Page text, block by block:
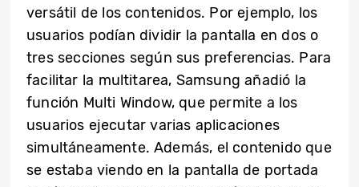
versátil de los contenidos. Por ejemplo, los
usuarios podían dividir la pantalla en dos o
tres secciones según sus preferencias. Para
facilitar la multitarea, Samsung añadió la
función Multi Window, que permite a los
usuarios ejecutar varias aplicaciones
simultáneamente. Además, el contenido que
se estaba viendo en la pantalla de portada